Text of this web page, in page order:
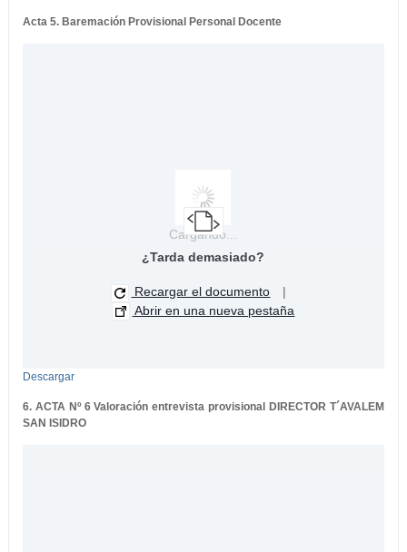
Acta 5. Baremación Provisional Personal Docente
Cargando...
¿Tarda demasiado?
Recargar el documento
|
Abrir en una nueva pestaña
Descargar
6. ACTA Nº 6 Valoración entrevista provisional DIRECTOR T´AVALEM
SAN ISIDRO